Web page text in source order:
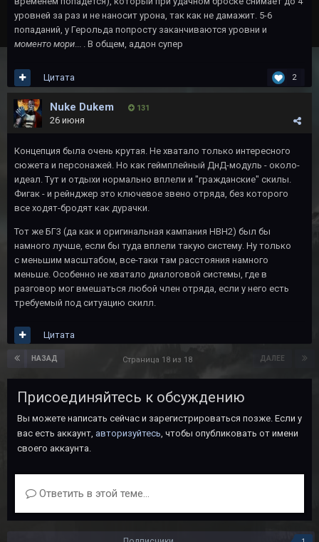
уровней за раз и не наносит урона, так как не дамажит. 5-6
попаданий, у Герольда попросту заканчиваются уровни и
моменто мори... . В общем, аддон супер
2
Цитата
Nuke Dukem 131
26 июня
Концепция была очень крутая. Не хватало только интересного
сюжета и персонажей. Но как геймплейный ДнД-модуль - около-
идеал. Тут и отдыхи нормально вплели и "гражданские" скилы.
Фигак - и рейнджер это ключевое звено отряда, без которого
все ходят-бродят как дурачки.
Тот же БГ3 (да как и оригинальная кампания НВН2) был бы
намного лучше, если бы туда вплели такую систему. Ну только
с меньшим масштабом, все-таки там расстояния намного
меньше. Особенно не хватало диалоговой системы, где в
разговор мог вмешаться любой член отряда, если у него есть
требуемый под ситуацию скилл.
Цитата
НАЗАД ДАЛЕЕ
Страница 18 из 18
Присоединяйтесь к обсуждению
Вы можете написать сейчас и зарегистрироваться позже. Если у
вас есть аккаунт, авторизуйтесь, чтобы опубликовать от имени
своего аккаунта.
Ответить в этой теме...